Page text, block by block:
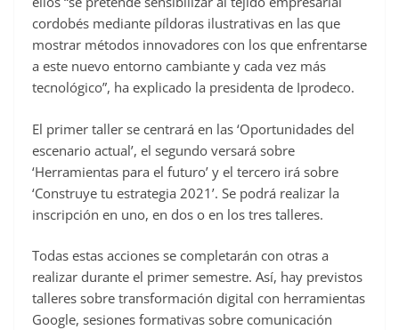
cordobés mediante píldoras ilustrativas en las que
mostrar métodos innovadores con los que enfrentarse
a este nuevo entorno cambiante y cada vez más
tecnológico”, ha explicado la presidenta de Iprodeco.
El primer taller se centrará en las ‘Oportunidades del
escenario actual’, el segundo versará sobre
‘Herramientas para el futuro’ y el tercero irá sobre
‘Construye tu estrategia 2021’. Se podrá realizar la
inscripción en uno, en dos o en los tres talleres.
Todas estas acciones se completarán con otras a
realizar durante el primer semestre. Así, hay previstos
talleres sobre transformación digital con herramientas
Google, sesiones formativas sobre comunicación